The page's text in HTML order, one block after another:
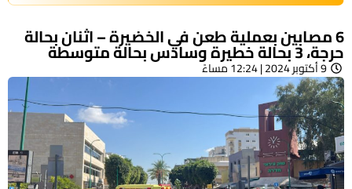
6 مصابين بعملية طعن في الخضيرة – اثنان بحالة
حرجة، 3 بحالة خطيرة وسادس بحالة متوسطة
9 أكتوبر 2024 | 12:24 مساءً